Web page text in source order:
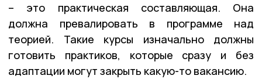
– это практическая составляющая. Она
должна превалировать в программе над
теорией. Такие курсы изначально должны
готовить практиков, которые сразу и без
адаптации могут закрыть какую-то вакансию.